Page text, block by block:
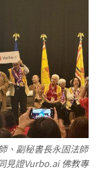
、副秘書長永固法師
見證Vurbo.ai 佛教專